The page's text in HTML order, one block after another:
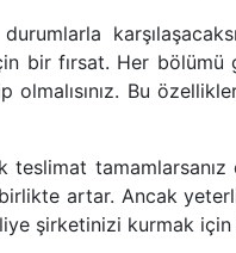
bir fırsat. Her
olmalısınız. Bu
teslimat
artar. Ancak
şirketinizi kurmak